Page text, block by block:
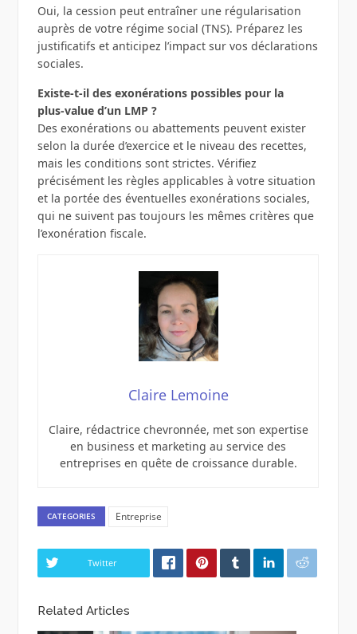
Oui, la cession peut entraîner une régularisation
auprès de votre régime social (TNS). Préparez les
justificatifs et anticipez l’impact sur vos déclarations
sociales.
Existe‑t‑il des exonérations possibles pour la
plus‑value d’un LMP ?
Des exonérations ou abattements peuvent exister
selon la durée d’exercice et le niveau des recettes,
mais les conditions sont strictes. Vérifiez
précisément les règles applicables à votre situation
et la portée des éventuelles exonérations sociales,
qui ne suivent pas toujours les mêmes critères que
l’exonération fiscale.
Claire Lemoine
Claire, rédactrice chevronnée, met son expertise
en business et marketing au service des
entreprises en quête de croissance durable.
CATEGORIES Entreprise
Twitter
Related Articles